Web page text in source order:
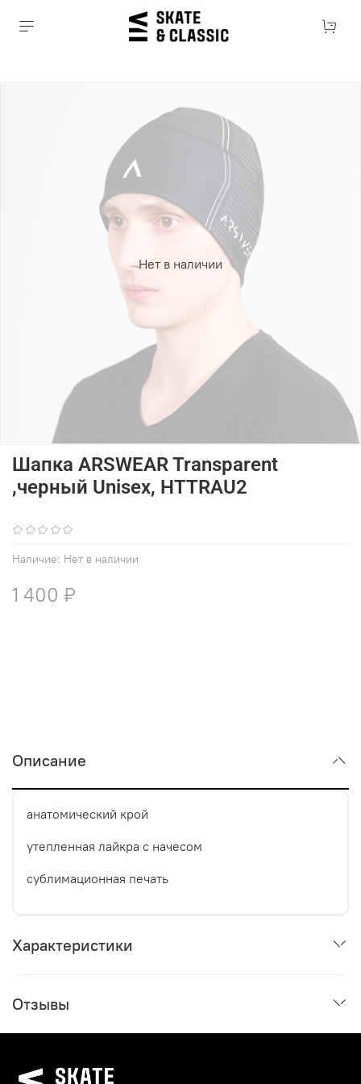
Нет в наличии
Наличие: Нет в наличии
Шапка ARSWEAR Transparent
,черный Unisex, HTTRAU2
1 400 ₽
Описание
анатомический крой
утепленная лайкра с начесом
сублимационная печать
Характеристики
Отзывы